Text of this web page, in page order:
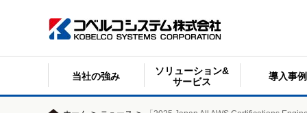
当社の強み
ソリューション&
サービス
導入事例